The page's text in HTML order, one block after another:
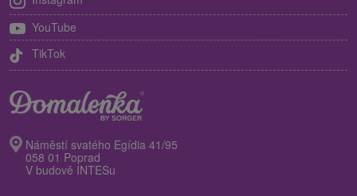
YouTube
TikTok
Náměstí svatého Egídia 41/95
058 01 Poprad
V budově INTESu